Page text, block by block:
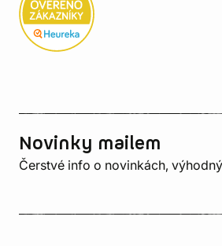
Novinky mailem
Čerstvé info o novinkách,